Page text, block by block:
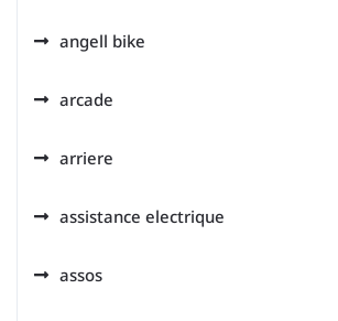
angell bike
arcade
arriere
assistance electrique
assos